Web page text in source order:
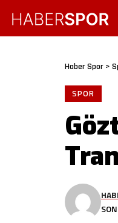
Haber Spor >
SPOR